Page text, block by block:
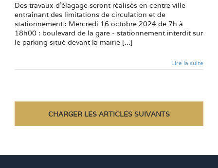
Des travaux d'élagage seront réalisés en centre ville
entraînant des limitations de circulation et de
stationnement : Mercredi 16 octobre 2024 de 7h à
18h00 : boulevard de la gare - stationnement interdit sur
le parking situé devant la mairie [...]
Lire la suite
CHARGER LES ARTICLES SUIVANTS